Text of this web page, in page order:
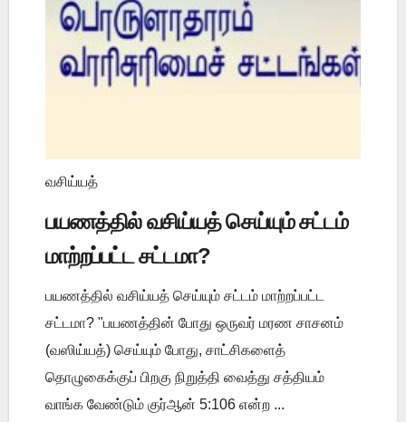
வசிய்யத்
பயணத்தில் வசிய்யத் செய்யும் சட்டம்
மாற்றப்பட்ட சட்டமா?
பயணத்தில் வசிய்யத் செய்யும் சட்டம் மாற்றப்பட்ட
சட்டமா? "பயணத்தின் போது ஒருவர் மரண சாசனம்
(வஸிய்யத்) செய்யும் போது, சாட்சிகளைத்
தொழுகைக்குப் பிறகு நிறுத்தி வைத்து சத்தியம்
வாங்க வேண்டும் குர்ஆன் 5:106 என்ற ...